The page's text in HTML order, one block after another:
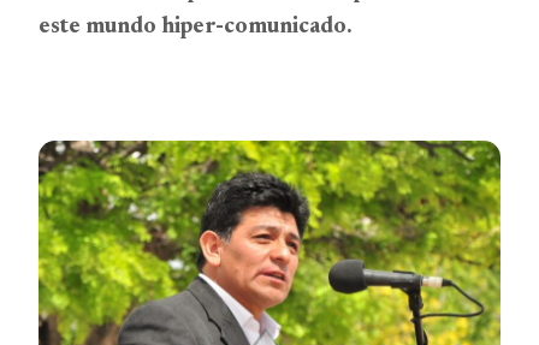
este mundo hiper-comunicado.